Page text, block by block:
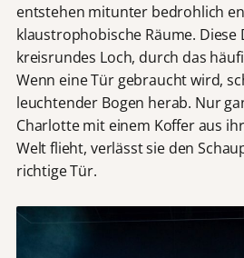
entstehen mitunter bedrohlich
klaustrophobische Räume. Diese
kreisrundes Loch, durch das
Wenn eine Tür gebraucht wird,
leuchtender Bogen herab. Nur
Charlotte mit einem Koffer aus
Welt flieht, verlässt sie den
richtige Tür.